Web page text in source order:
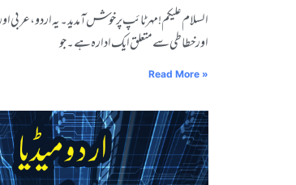
السلاݣݣم ݣݣݣݣݣݣݣݣݣݣݣݣݣݣݣݣݣݣݣݣݣعلیکم ! مہر ݣݣݣٹاݣݣݣئپ ݣݣپر ݣݣݣݣݣݣݣݣݣخوݣݣݣشـ ݣݣݣݣݣݣآݣݣݣمدید ۔ یہ ݣݣݣݣاردو،
ݣݣاور ݣݣݣݣݣݣخطاݣݣݣݣطی سے ݣݣݣݣݣݣݣݣݣݣݣݣݣݣݣݣݣݣݣݣݣݣݣݣݣݣݣمتعلق ݣݣایک ادارہ ہے ݣݣ۔ ݣݣݣݣݣجو
Read More »